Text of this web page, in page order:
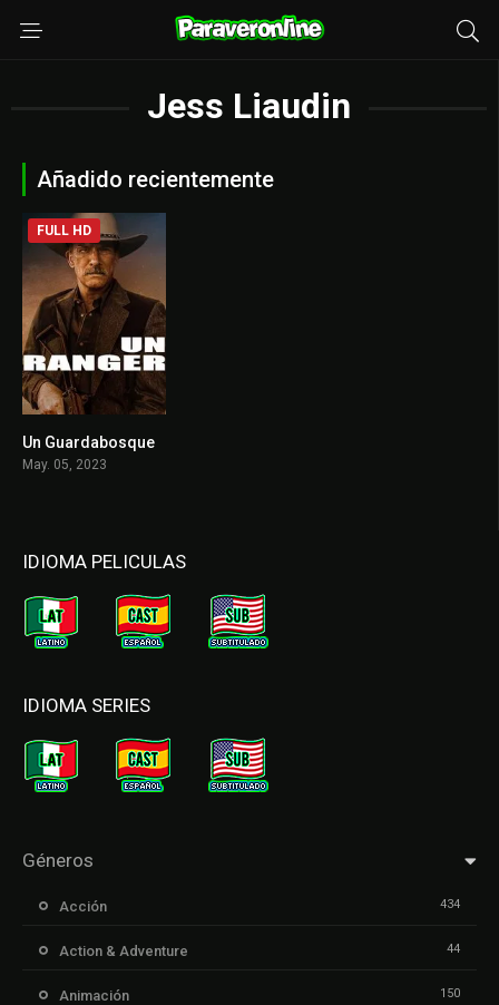
Jess Liaudin
Añadido recientemente
5
FULL HD
Un Guardabosque
May. 05, 2023
IDIOMA PELICULAS
IDIOMA SERIES
Géneros
Acción 434
Action & Adventure 44
Animación 150